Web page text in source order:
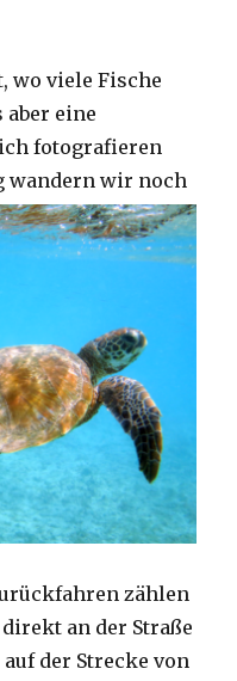
wo viele Fische
aber eine
fotografieren
wandern wir noch
zählen
an der Straße
der Strecke von